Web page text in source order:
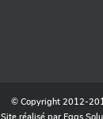
© Copyright 2012-